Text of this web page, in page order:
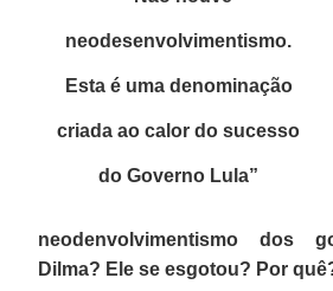
neodesenvolvimentismo.
Esta é uma denominação
criada ao calor do sucesso
do Governo Lula”
neodenvolvimentismo dos
Dilma? Ele se esgotou? Por